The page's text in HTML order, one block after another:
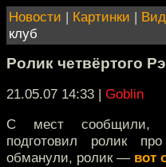
Новости | Картинки |
клуб
Ролик четвёртого
21.05.07 14:33 | Goblin
С мест сообщили,
подготовил ролик
обманули, ролик — вот